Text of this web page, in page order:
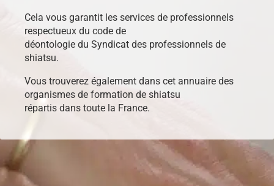
Cela vous garantit les services de professionnels
respectueux du code de
déontologie du Syndicat des professionnels de
shiatsu.
Vous trouverez également dans cet annuaire des
organismes de formation de shiatsu
répartis dans toute la France.